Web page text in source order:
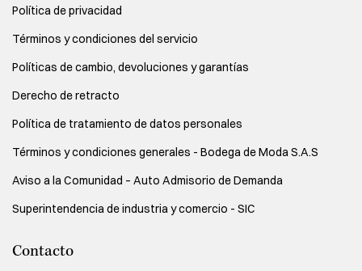
Política de privacidad
Términos y condiciones del servicio
Políticas de cambio, devoluciones y garantías
Derecho de retracto
Política de tratamiento de datos personales
Términos y condiciones generales - Bodega de Moda S.A.S
Aviso a la Comunidad – Auto Admisorio de Demanda
Superintendencia de industria y comercio - SIC
Contacto